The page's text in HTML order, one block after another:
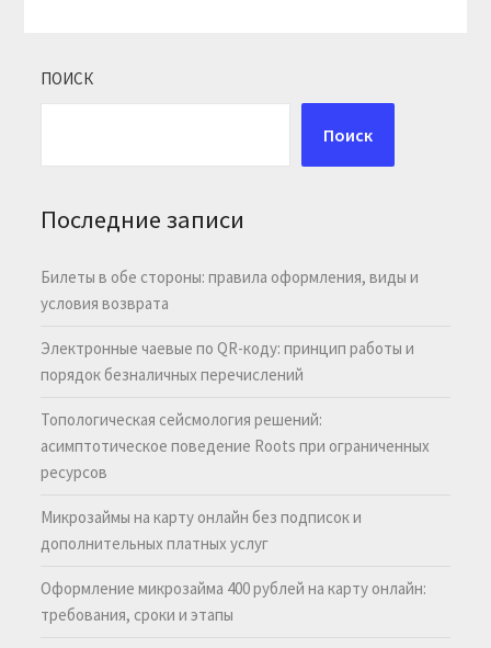
ПОИСК
Поиск
Последние записи
Билеты в обе стороны: правила оформления, виды и
условия возврата
Электронные чаевые по QR-коду: принцип работы и
порядок безналичных перечислений
Топологическая сейсмология решений:
асимптотическое поведение Roots при ограниченных
ресурсов
Микрозаймы на карту онлайн без подписок и
дополнительных платных услуг
Оформление микрозайма 400 рублей на карту онлайн:
требования, сроки и этапы